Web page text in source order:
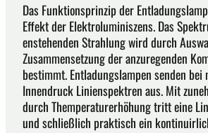
Das Funktionsprinzip der
Effekt der Elektroluminiszens. Das
enstehenden Strahlung wird durch
Zusammensetzung der anzuregenden
bestimmt. Entladungslampen senden bei
Innendruck Linienspektren aus. Mit
durch Themperaturerhöhung tritt eine
und schließlich praktisch ein